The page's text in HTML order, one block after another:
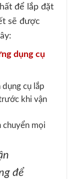
để lắp đặt
sẽ được
dụng cụ
dụng cụ lắp
khi vận
chuyển mọi
để